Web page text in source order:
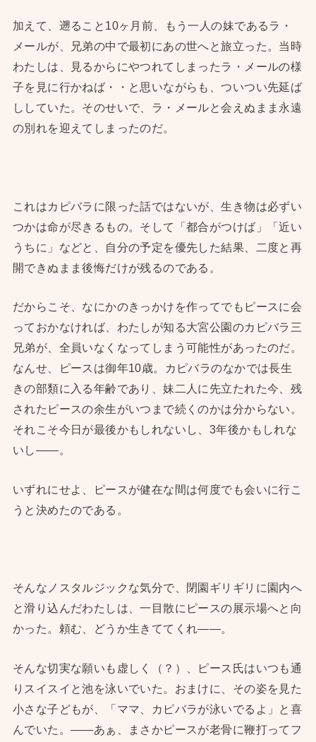
加えて、遡ること10ヶ月前、もう一人の妹であるラ・
メールが、兄弟の中で最初にあの世へと旅立った。当時
わたしは、見るからにやつれてしまったラ・メールの様
子を見に行かねば・・と思いながらも、ついつい先延ば
ししていた。そのせいで、ラ・メールと会えぬまま永遠
の別れを迎えてしまったのだ。
これはカピバラに限った話ではないが、生き物は必ずい
つかは命が尽きるもの。そして「都合がつけば」「近い
うちに」などと、自分の予定を優先した結果、二度と再
開できぬまま後悔だけが残るのである。
だからこそ、なにかのきっかけを作ってでもピースに会
っておかなければ、わたしが知る大宮公園のカピバラ三
兄弟が、全員いなくなってしまう可能性があったのだ。
なんせ、ピースは御年10歳。カピバラのなかでは長生
きの部類に入る年齢であり、妹二人に先立たれた今、残
されたピースの余生がいつまで続くのかは分からない。
それこそ今日が最後かもしれないし、3年後かもしれな
いし——。
いずれにせよ、ピースが健在な間は何度でも会いに行こ
うと決めたのである。
そんなノスタルジックな気分で、閉園ギリギリに園内へ
と滑り込んだわたしは、一目散にピースの展示場へと向
かった。頼む、どうか生きててくれ——。
そんな切実な願いも虚しく（？）、ピース氏はいつも通
りスイスイと池を泳いでいた。おまけに、その姿を見た
小さな子どもが、「ママ、カピバラが泳いでるよ」と喜
んでいた。——あぁ、まさかピースが老骨に鞭打ってフ